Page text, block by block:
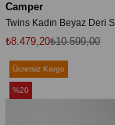
Camper
Twins Kadın Beyaz Deri
₺8.479,20₺10.599,00
Ücretsiz Kargo
%20